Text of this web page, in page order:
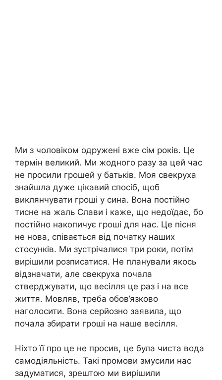
Ми з чоловіком одружені вже сім років. Це
термін великий. Ми жодного разу за цей час
не просили грошей у батьків. Моя свекруха
знайшла дуже цікавий спосіб, щоб
виклянчувати гроші у сина. Вона постійно
тисне на жаль Слави і каже, що недоїдає, бо
постійно накопичує гроші для нас. Це пісня
не нова, співається від початку наших
стосунків. Ми зустрічалися три роки, потім
вирішили розписатися. Не планували якось
відзначати, але свекруха почала
стверджувати, що весілля це раз і на все
життя. Мовляв, треба обов’язково
наголосити. Вона серйозно заявила, що
почала збирати гроші на наше весілля.
Ніхто її про це не просив, це була чиста вода
самодіяльність. Такі промови змусили нас
задуматися, зрештою ми вирішили